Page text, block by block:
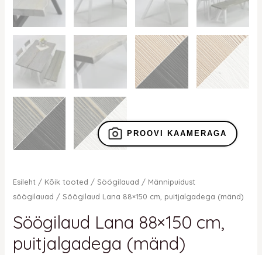
PROOVI KAAMERAGA
Esileht / Kõik tooted / Söögilauad / Männipuidust
söögilauad / Söögilaud Lana 88×150 cm, puitjalgadega (mänd)
Söögilaud Lana 88×150 cm,
puitjalgadega (mänd)